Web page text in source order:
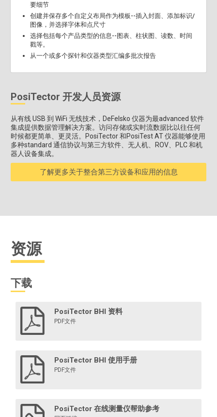
要细节
创建并保存多个自定义布局作为模板--插入封面、添加标识/
图像，并选择字体和点尺寸
选择包括每个产品类型的信息--图表、柱状图、读数、时间
戳等。
从一个或多个探针和仪器类型汇编多批次报告
PosiTector 开发人员资源
从有线 USB 到 WiFi 无线技术，DeFelsko 仪器为最advanced 软件
集成提供数据管理解决方案。访问存储或实时流数据比以往任何
时候都更简单、更灵活。PosiTector 和PosiTest AT 仪器能够使用
多种standard 通信协议与第三方软件、无人机、ROV、PLC 和机
器人设备集成。
了解更多关于整合第三方设备和应用的信息
资源
下载
PosiTector BHI 资料
PDF文件
PosiTector BHI 使用手册
PDF文件
PosiTector 在线测量仪帮助参考